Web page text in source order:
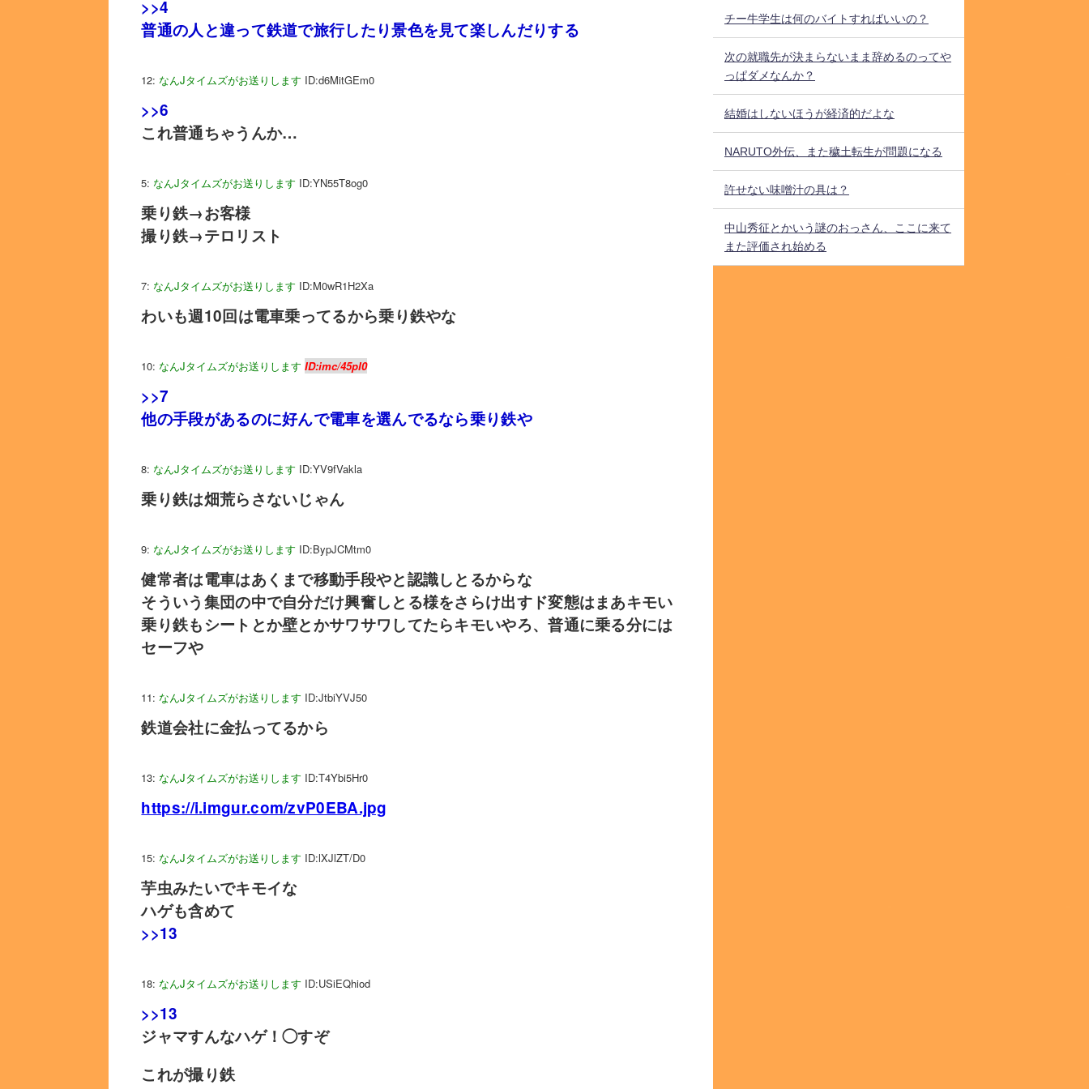
>>4
普通の人と違って鉄道で旅行したり景色を見て楽しんだりする
12:なんJタイムズがお送りします ID:d6MitGEm0
>>6
これ普通ちゃうんか…
5:なんJタイムズがお送りします ID:YN55T8og0
乗り鉄→お客様
撮り鉄→テロリスト
7:なんJタイムズがお送りします ID:M0wR1H2Xa
わいも週10回は電車乗ってるから乗り鉄やな
10:なんJタイムズがお送りします ID:imc/45pI0
>>7
他の手段があるのに好んで電車を選んでるなら乗り鉄や
8:なんJタイムズがお送りします ID:YV9fVakla
乗り鉄は畑荒らさないじゃん
9:なんJタイムズがお送りします ID:BypJCMtm0
健常者は電車はあくまで移動手段やと認識しとるからな
そういう集団の中で自分だけ興奮しとる様をさらけ出すド変態はまあキモい
乗り鉄もシートとか壁とかサワサワしてたらキモいやろ、普通に乗る分には
セーフや
11:なんJタイムズがお送りします ID:JtbiYVJ50
鉄道会社に金払ってるから
13:なんJタイムズがお送りします ID:T4Ybi5Hr0
https://i.imgur.com/zvP0EBA.jpg
15:なんJタイムズがお送りします ID:lXJlZT/D0
芋虫みたいでキモイな
ハゲも含めて
>>13
18:なんJタイムズがお送りします ID:USiEQhiod
>>13
ジャマすんなハゲ！◯すぞ
これが撮り鉄
チー牛学生は何のバイトすればいいの？
次の就職先が決まらないまま辞めるのってや
っぱダメなんか？
結婚はしないほうが経済的だよな
NARUTO外伝、また穢土転生が問題になる
許せない味噌汁の具は？
中山秀征とかいう謎のおっさん、ここに来て
また評価され始める